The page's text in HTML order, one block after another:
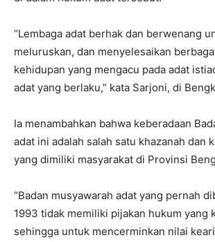
“Lembaga adat berhak dan berwenang
meluruskan, dan menyelesaikan
kehidupan yang mengacu pada adat
adat yang berlaku,” kata Sarjoni, di
Ia menambahkan bahwa keberadaan
adat ini adalah salah satu khazanah dan
yang dimiliki masyarakat di Provinsi
“Badan musyawarah adat yang pernah
1993 tidak memiliki pijakan hukum yang
sehingga untuk mencerminkan nilai